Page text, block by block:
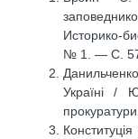
Историко-
№ 1. — С.
Україні /